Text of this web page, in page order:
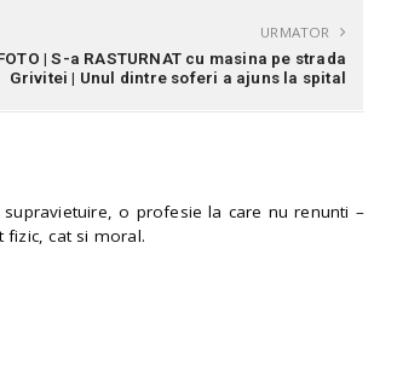
URMATOR
| S-a RASTURNAT cu masina pe strada
Grivitei | Unul dintre soferi a ajuns la spital
o profesie la care nu renunti –
fizic, cat si moral.